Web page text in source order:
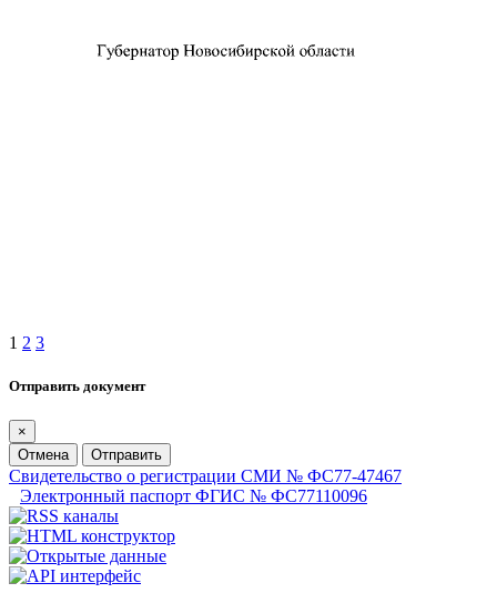
1 2 3
Отправить документ
×
Отмена
Отправить
Свидетельство о регистрации СМИ № ФС77-47467
Электронный паспорт ФГИС № ФС77110096